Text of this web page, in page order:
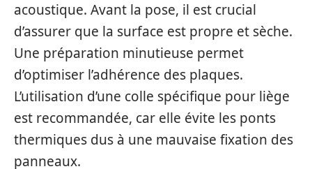
acoustique. Avant la pose, il est crucial
d’assurer que la surface est propre et sèche.
Une préparation minutieuse permet
d’optimiser l’adhérence des plaques.
L’utilisation d’une colle spécifique pour liège
est recommandée, car elle évite les ponts
thermiques dus à une mauvaise fixation des
panneaux.